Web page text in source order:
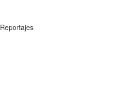
Reportajes